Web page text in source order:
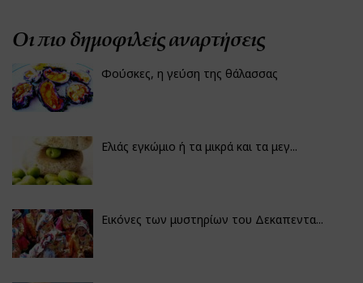
Οι πιο δημοφιλείς αναρτήσεις
Φούσκες, η γεύση της θάλασσας
Ελιάς εγκώμιο ή τα μικρά και τα μεγ...
Εικόνες των μυστηρίων του Δεκαπεντα...